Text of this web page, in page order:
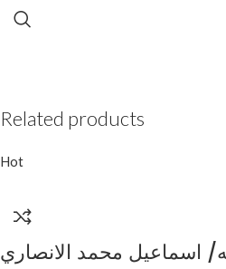
Related products
Hot